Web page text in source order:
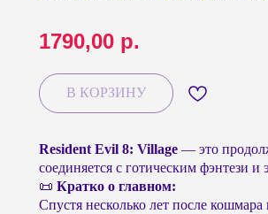
1790,00 р.
В КОРЗИНУ
Resident Evil 8: Village — это
соединяется с готическим фэнтези
📜 Кратко о главном:
Спустя несколько лет после